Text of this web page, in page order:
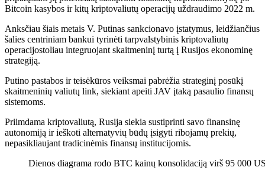
Bitcoin kasybos ir kitų kriptovaliutų operacijų uždraudimo 2022 m.
Anksčiau šiais metais V. Putinas sankcionavo įstatymus, leidžiančius
šalies centriniam bankui tyrinėti tarpvalstybinis kriptovaliutų
operacijostoliau integruojant skaitmeninį turtą į Rusijos ekonominę
strategiją.
Putino pastabos ir teisėkūros veiksmai pabrėžia strateginį posūkį
skaitmeninių valiutų link, siekiant apeiti JAV įtaką pasaulio finansų
sistemoms.
Priimdama kriptovaliutą, Rusija siekia sustiprinti savo finansinę
autonomiją ir ieškoti alternatyvių būdų įsigyti ribojamų prekių,
nepasikliaujant tradicinėmis finansų institucijomis.
Dienos diagrama rodo BTC kainų konsolidaciją virš 95 000